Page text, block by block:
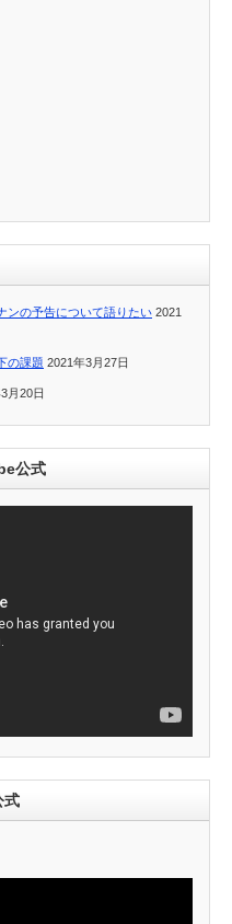
ンの予告について語りたい 2021
の課題 2021年3月27日
月20日
公式
式